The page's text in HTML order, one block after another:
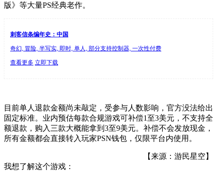
版》等大量PS经典老作。
刺客信条编年史：中国
奇幻, 冒险, 半写实, 即时, 单人, 部分支持控制器, 一次性付费
查看更多 立即下载
目前单人退款金额尚未敲定，受参与人数影响，官方没法给出
固定标准。业内预估每款合规游戏可补偿1至3美元，不支持全
额退款，购入三款大概能拿到3至9美元。补偿不会发放现金，
所有金额都会直接转入玩家PSN钱包，仅限平台内使用。
【来源：游民星空】
我想了解这个游戏：